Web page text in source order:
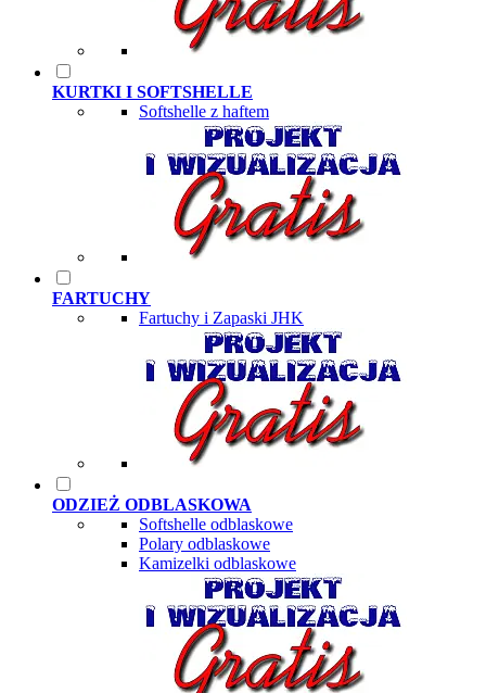
KURTKI I SOFTSHELLE
Softshelle z haftem
FARTUCHY
Fartuchy i Zapaski JHK
ODZIEŻ ODBLASKOWA
Softshelle odblaskowe
Polary odblaskowe
Kamizelki odblaskowe